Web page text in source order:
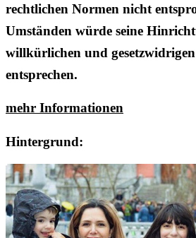
rechtlichen Normen nicht
Umständen würde seine
willkürlichen und
entsprechen.
mehr Informationen
Hintergrund: